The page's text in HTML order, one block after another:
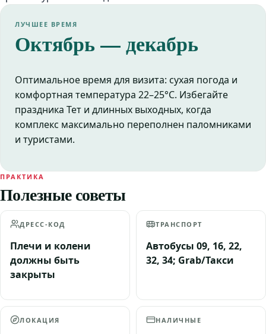
ЛУЧШЕЕ ВРЕМЯ
Октябрь — декабрь
Оптимальное время для визита: сухая погода и
комфортная температура 22–25°C. Избегайте
праздника Тет и длинных выходных, когда
комплекс максимально переполнен паломниками
и туристами.
ПРАКТИКА
Полезные советы
ДРЕСС-КОД
Плечи и колени
должны быть
закрыты
ТРАНСПОРТ
Автобусы 09, 16, 22,
32, 34; Grab/Такси
ЛОКАЦИЯ НАЛИЧНЫЕ